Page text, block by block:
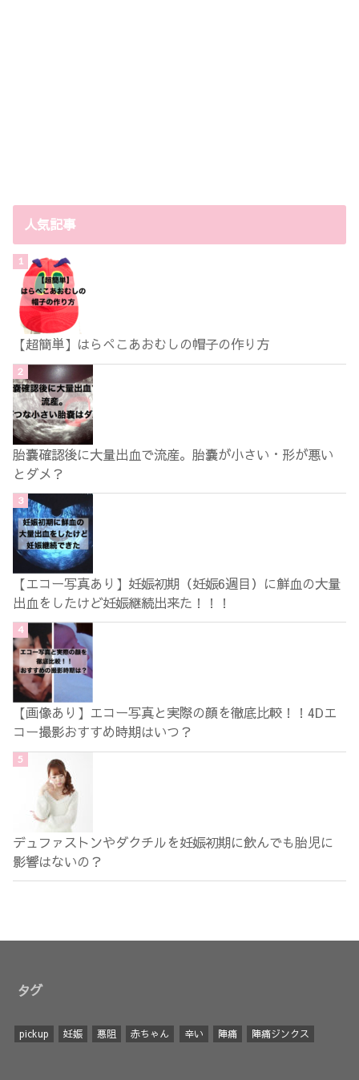
人気記事
【超簡単】はらぺこあおむしの帽子の作り方
胎嚢確認後に大量出血で流産。胎嚢が小さい・形が悪い
とダメ？
【エコー写真あり】妊娠初期（妊娠6週目）に鮮血の大量
出血をしたけど妊娠継続出来た！！！
【画像あり】エコー写真と実際の顔を徹底比較！！4Dエ
コー撮影おすすめ時期はいつ？
デュファストンやダクチルを妊娠初期に飲んでも胎児に
影響はないの？
タグ
pickup 妊娠 悪阻 赤ちゃん 辛い 陣痛 陣痛ジンクス